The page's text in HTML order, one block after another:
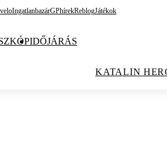
IngatlanbazárGPhírekReblogJátékok
IDŐJÁRÁS
KATALIN